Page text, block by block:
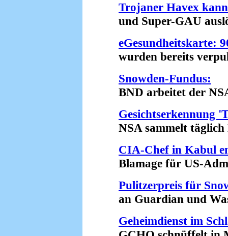
Trojaner Havex
und Super-GAU
eGesundheitskarte:
wurden bereits
Snowden-Fundus:
BND arbeitet der
Gesichtserkennung
NSA sammelt täglich
CIA-Chef in Kabul
Blamage für US-
Pulitzerpreis für
an Guardian und
Geheimdienst im